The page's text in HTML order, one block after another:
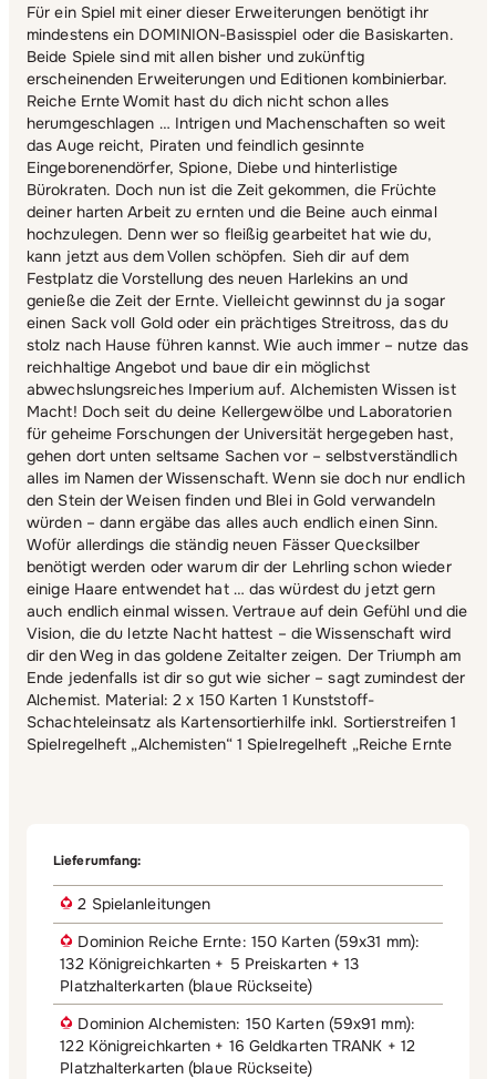
Für ein Spiel mit einer dieser Erweiterungen benötigt ihr
mindestens ein DOMINION-Basisspiel oder die Basiskarten.
Beide Spiele sind mit allen bisher und zukünftig
erscheinenden Erweiterungen und Editionen kombinierbar.
Reiche Ernte Womit hast du dich nicht schon alles
herumgeschlagen … Intrigen und Machenschaften so weit
das Auge reicht, Piraten und feindlich gesinnte
Eingeborenendörfer, Spione, Diebe und hinterlistige
Bürokraten. Doch nun ist die Zeit gekommen, die Früchte
deiner harten Arbeit zu ernten und die Beine auch einmal
hochzulegen. Denn wer so fleißig gearbeitet hat wie du,
kann jetzt aus dem Vollen schöpfen. Sieh dir auf dem
Festplatz die Vorstellung des neuen Harlekins an und
genieße die Zeit der Ernte. Vielleicht gewinnst du ja sogar
einen Sack voll Gold oder ein prächtiges Streitross, das du
stolz nach Hause führen kannst. Wie auch immer – nutze das
reichhaltige Angebot und baue dir ein möglichst
abwechslungsreiches Imperium auf. Alchemisten Wissen ist
Macht! Doch seit du deine Kellergewölbe und Laboratorien
für geheime Forschungen der Universität hergegeben hast,
gehen dort unten seltsame Sachen vor – selbstverständlich
alles im Namen der Wissenschaft. Wenn sie doch nur endlich
den Stein der Weisen finden und Blei in Gold verwandeln
würden – dann ergäbe das alles auch endlich einen Sinn.
Wofür allerdings die ständig neuen Fässer Quecksilber
benötigt werden oder warum dir der Lehrling schon wieder
einige Haare entwendet hat … das würdest du jetzt gern
auch endlich einmal wissen. Vertraue auf dein Gefühl und die
Vision, die du letzte Nacht hattest – die Wissenschaft wird
dir den Weg in das goldene Zeitalter zeigen. Der Triumph am
Ende jedenfalls ist dir so gut wie sicher – sagt zumindest der
Alchemist. Material: 2 x 150 Karten 1 Kunststoff-
Schachteleinsatz als Kartensortierhilfe inkl. Sortierstreifen 1
Spielregelheft „Alchemisten“ 1 Spielregelheft „Reiche Ernte
Lieferumfang:
2 Spielanleitungen
Dominion Reiche Ernte: 150 Karten (59x31 mm):
132 Königreichkarten + 5 Preiskarten + 13
Platzhalterkarten (blaue Rückseite)
Dominion Alchemisten: 150 Karten (59x91 mm):
122 Königreichkarten + 16 Geldkarten TRANK + 12
Platzhalterkarten (blaue Rückseite)